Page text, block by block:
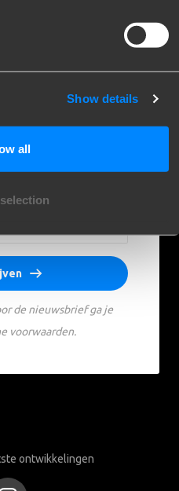
Show details
all
Inspiratie, kennis en
de nieuwsbrief ga je
voorwaarden.
ontwikkelingen